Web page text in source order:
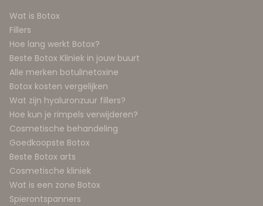
Wat is Botox
Fillers
Hoe lang werkt Botox?
Beste Botox Kliniek in jouw buurt
Alle merken botulinetoxine
Botox kosten vergelijken
Wat zijn hyaluronzuur fillers?
Hoe kun je rimpels verwijderen?
Cosmetische behandeling
Goedkoopste Botox
Beste Botox arts
Cosmetische kliniek
Wat is een zone Botox
Spierontspanners